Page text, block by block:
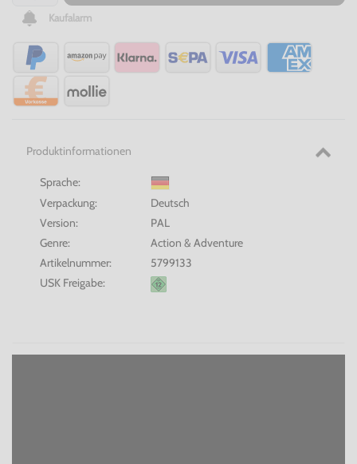
Kaufalarm
Produktinformationen
Sprache:
Verpackung:
Deutsch
Version:
PAL
Genre:
Action & Adventure
Artikelnummer:
5799133
USK Freigabe: